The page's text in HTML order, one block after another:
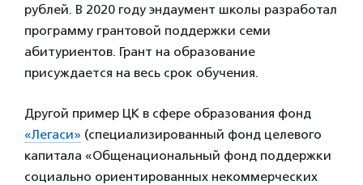
рублей. В 2020 году эндаумент школы разработал
программу грантовой поддержки семи
абитуриентов. Грант на образование
присуждается на весь срок обучения.
Другой пример ЦК в сфере образования фонд
«Легаси» (специализированный фонд целевого
капитала «Общенациональный фонд поддержки
социально ориентированных некоммерческих